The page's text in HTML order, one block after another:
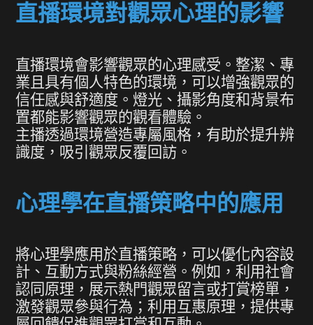
直播環境對觀眾心理的影響
直播環境會影響觀眾的心理感受。整潔、專
業且具有個人特色的環境，可以增強觀眾的
信任感與舒適度。燈光、攝影角度和背景布
置都能影響觀眾的觀看體驗。
主播透過環境營造專屬風格，有助於提升辨
識度，吸引觀眾反覆回訪。
心理學在直播策略中的應用
將心理學應用於直播策略，可以優化內容設
計、互動方式與粉絲經營。例如，利用社會
認同原理，展示熱門觀眾留言或打賞榜單，
激發觀眾參與行為；利用互惠原理，提供專